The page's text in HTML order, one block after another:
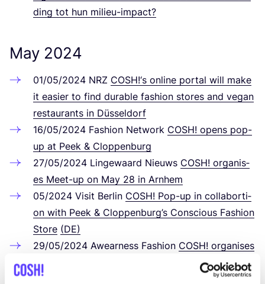
ding tot hun milieu-impact?
May 2024
01/05/2024 NRZ COSH!‘s online por­tal will make
it easier to find dura­ble fashion stores and vegan
restau­rants in Düsseldorf
16/05/2024 Fashion Net­work COSH! opens pop-
up at Peek & Cloppenburg
27/05/2024 Lin­ge­waard Nieuws COSH! orga­ni­s­
es Meet-up on May 28 in Arnhem
05/2024 Visit Ber­lin COSH! Pop-up in col­la­bor­ti­
on with Peek & Clop­pen­bur­g’s Con­scious Fashion
Store (DE)
29/05/2024 Awear­ness Fashion COSH! orga­ni­s­es
Fashion Meet-up on May
in Arnhem